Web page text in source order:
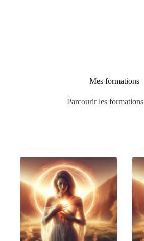
Mes formations
Parcourir les formations